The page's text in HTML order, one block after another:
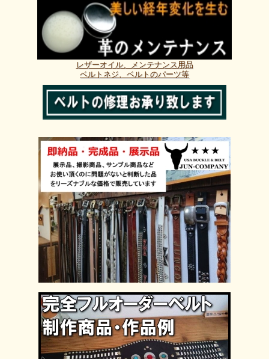
レザーオイル、メンテナンス用品
ベルトネジ、ベルトのパーツ等